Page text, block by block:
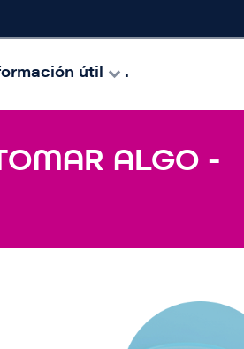
útil .
ALGO -